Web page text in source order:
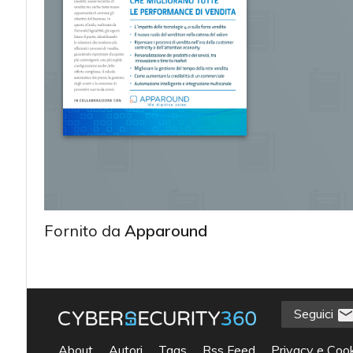
Fornito da Apparound
Seguici
About Autori Tags Rss Feed Privacy e